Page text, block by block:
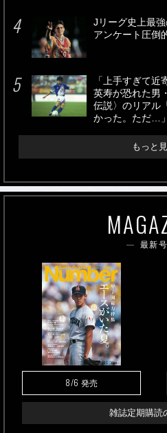
Jリーグ史上最
アンケート圧倒
「上手すぎて近
英寿が恐れた男
伝説〉のリアル
かった。ただ…」
もっと
最新号
8/6 発売
雑誌定期購読